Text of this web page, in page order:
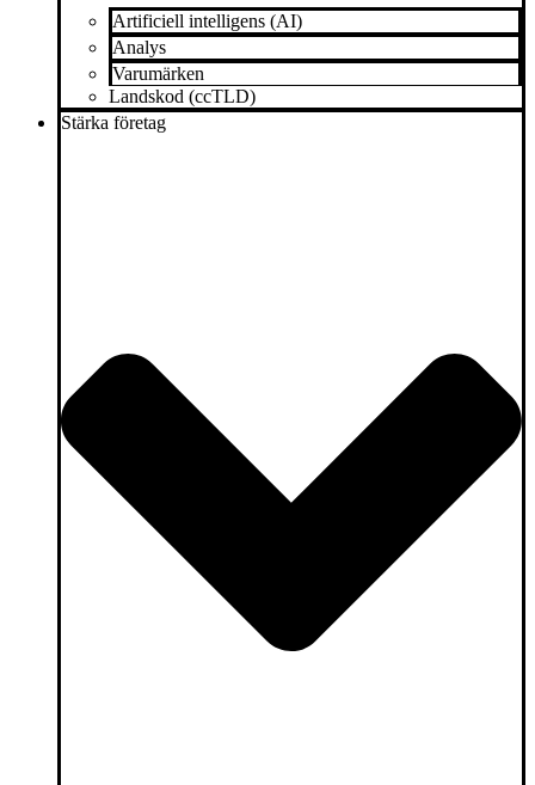
Artificiell intelligens (AI)
Analys
Varumärken
Landskod (ccTLD)
Stärka företag